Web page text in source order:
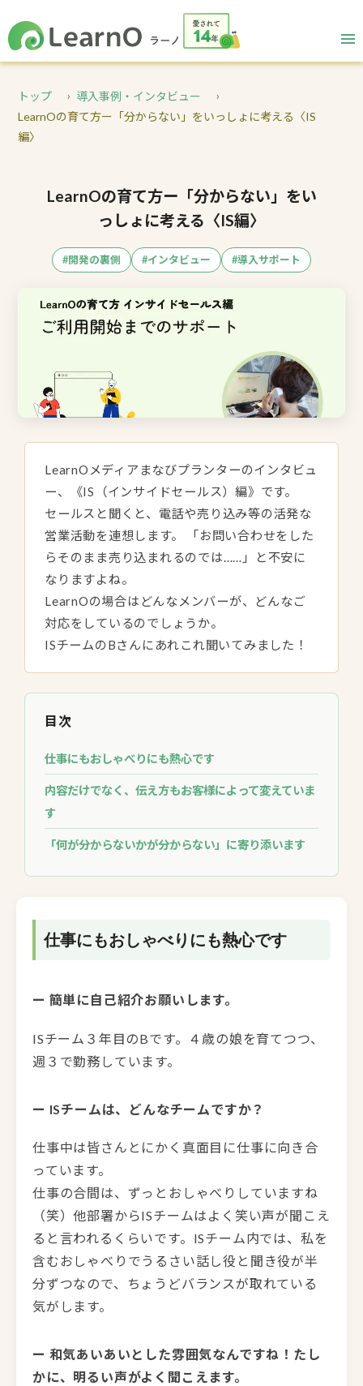
トップ
導入事例・インタビュー
LearnOの育て方ー「分からない」をいっしょに考える〈IS
編〉
LearnOの育て方ー「分からない」をい
っしょに考える〈IS編〉
#開発の裏側 #インタビュー #導入サポート
LearnOメディアまなびプランターのインタビュ
ー、《IS（インサイドセールス）編》です。
セールスと聞くと、電話や売り込み等の活発な
営業活動を連想します。 「お問い合わせをした
らそのまま売り込まれるのでは……」と不安に
なりますよね。
LearnOの場合はどんなメンバーが、どんなご
対応をしているのでしょうか。
ISチームのBさんにあれこれ聞いてみました！
目次
仕事にもおしゃべりにも熱心です
内容だけでなく、伝え方もお客様によって変えていま
す
「何が分からないかが分からない」に寄り添います
仕事にもおしゃべりにも熱心です
ー 簡単に自己紹介お願いします。
ISチーム３年目のBです。４歳の娘を育てつつ、
週３で勤務しています。
ー ISチームは、どんなチームですか？
仕事中は皆さんとにかく真面目に仕事に向き合
っています。
仕事の合間は、ずっとおしゃべりしていますね
（笑）他部署からISチームはよく笑い声が聞こえ
ると言われるくらいです。ISチーム内では、私を
含むおしゃべりでうるさい話し役と聞き役が半
分ずつなので、ちょうどバランスが取れている
気がします。
ー 和気あいあいとした雰囲気なんですね！たし
かに、明るい声がよく聞こえます。